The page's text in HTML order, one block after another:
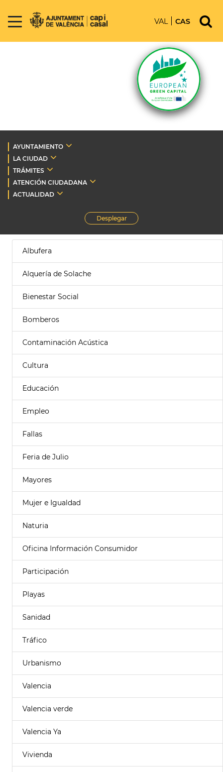
VAL CAS
AYUNTAMIENTO
LA CIUDAD
TRÁMITES
ATENCIÓN CIUDADANA
ACTUALIDAD
Desplegar
Albufera
Alquería de Solache
Bienestar Social
Bomberos
Contaminación Acústica
Cultura
Educación
Empleo
Fallas
Feria de Julio
Mayores
Mujer e Igualdad
Naturia
Oficina Información Consumidor
Participación
Playas
Sanidad
Tráfico
Urbanismo
Valencia
Valencia verde
Valencia Ya
Vivienda